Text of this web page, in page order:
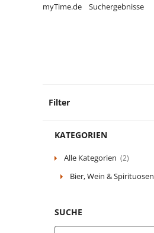
myTime.de Suchergebnisse
Filter
KATEGORIEN
Alle Kategorien (2)
Bier, Wein & Spirituosen
SUCHE